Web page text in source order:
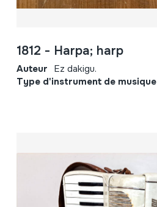
1812 - Harpa; harp
Auteur Ez dakigu.
Type d'instrument de musique